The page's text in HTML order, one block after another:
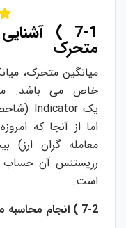
7-1 )
متحرک
میانگین متحرک،
خاص می باشد.
یکIndicator
اما از آنجا که
معامله گران
رزیستنس آن حساب
است.
7-2 )
انجام